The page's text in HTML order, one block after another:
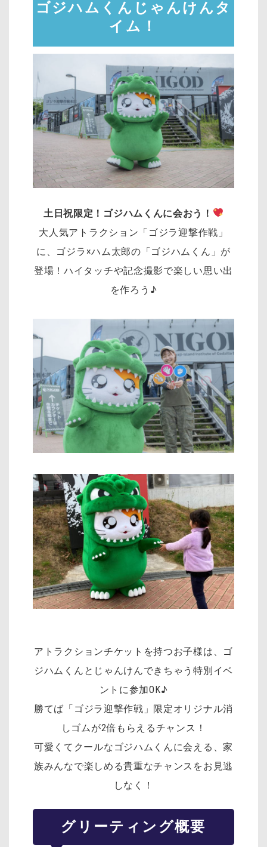
ゴジハムくんじゃんけんタ
イム！
土日祝限定！ゴジハムくんに会おう！
大人気アトラクション「ゴジラ迎撃作戦」
に、ゴジラ×ハム太郎の「ゴジハムくん」が
登場！ハイタッチや記念撮影で楽しい思い出
を作ろう♪
アトラクションチケットを持つお子様は、ゴ
ジハムくんとじゃんけんできちゃう特別イベ
ントに参加OK♪
勝てば「ゴジラ迎撃作戦」限定オリジナル消
しゴムが2倍もらえるチャンス！
可愛くてクールなゴジハムくんに会える、家
族みんなで楽しめる貴重なチャンスをお見逃
しなく！
グリーティング概要